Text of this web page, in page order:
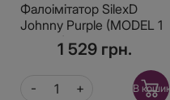
Фалоімітатор SilexD
Johnny Purple (MODEL 1
size 7in), двошаровий,
силікон+Silexpan,
1 529 грн.
В кошик